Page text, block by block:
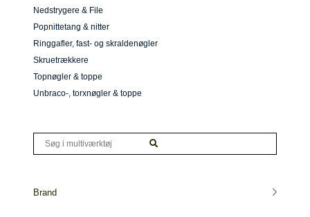
Nedstrygere & File
Popnittetang & nitter
Ringgafler, fast- og skraldenøgler
Skruetrækkere
Topnøgler & toppe
Unbraco-, torxnøgler & toppe
Brand